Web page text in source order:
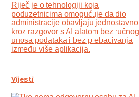
Riječ je o tehnologiji koja
poduzetnicima omogućuje da dio
administracije obavljaju jednostavno
kroz razgovor s AI alatom bez ručnog
unosa podataka i bez prebacivanja
između više aplikacija.
Vijesti